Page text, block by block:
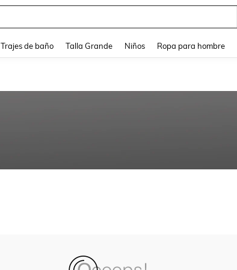
Trajes de baño Talla Grande Niños Ropa para hombre